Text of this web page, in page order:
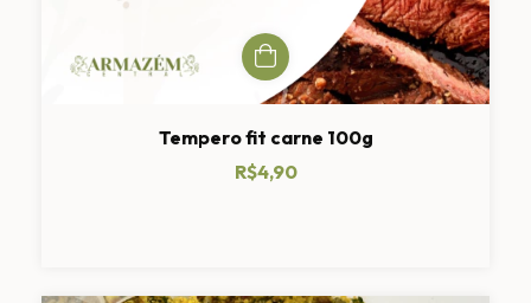
Tempero fit carne 100g
R$4,90